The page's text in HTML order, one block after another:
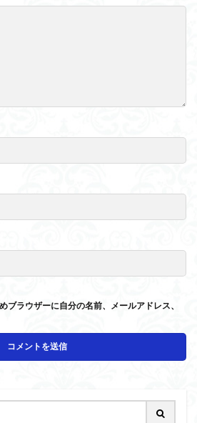
ブラウザーに自分の名前、メールアドレス、